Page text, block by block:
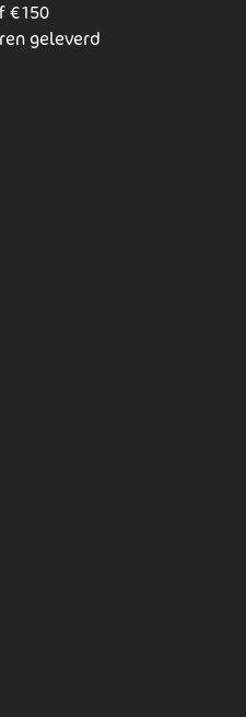
€150
geleverd